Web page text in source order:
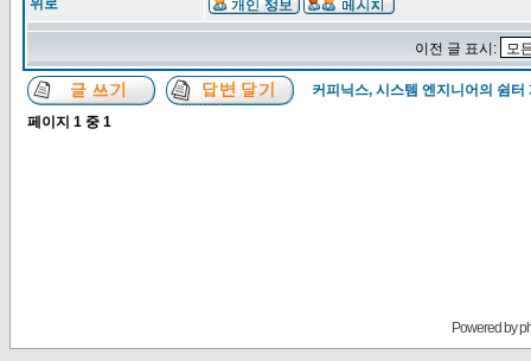
위로
이전 글 표시:
커피닉스, 시스템 엔지니어의 쉼터
페이지 1 중 1
Powered by